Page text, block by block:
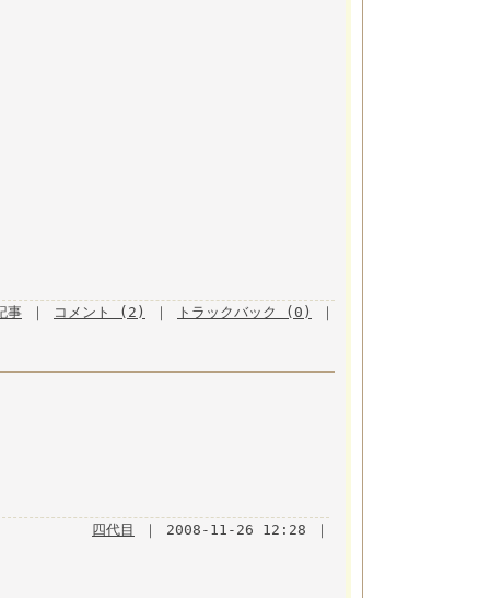
事 ｜ コメント (2) ｜ トラックバック (0) ｜
四代目
｜ 2008-11-26 12:28 ｜